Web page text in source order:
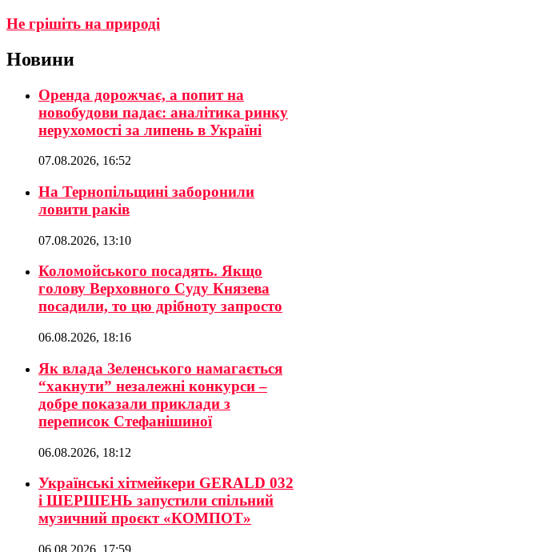
Не грішіть на природі
Новини
Оренда дорожчає, а попит на
новобудови падає: аналітика ринку
нерухомості за липень в Україні
07.08.2026, 16:52
На Тернопільщині заборонили
ловити раків
07.08.2026, 13:10
Коломойського посадять. Якщо
голову Верховного Суду Князева
посадили, то цю дрібноту запросто
06.08.2026, 18:16
Як влада Зеленського намагається
“хакнути” незалежні конкурси –
добре показали приклади з
переписок Стефанішиної
06.08.2026, 18:12
Українські хітмейкери GERALD 032
і ШЕРШЕНЬ запустили спільний
музичний проєкт «КОМПОТ»
06.08.2026, 17:59